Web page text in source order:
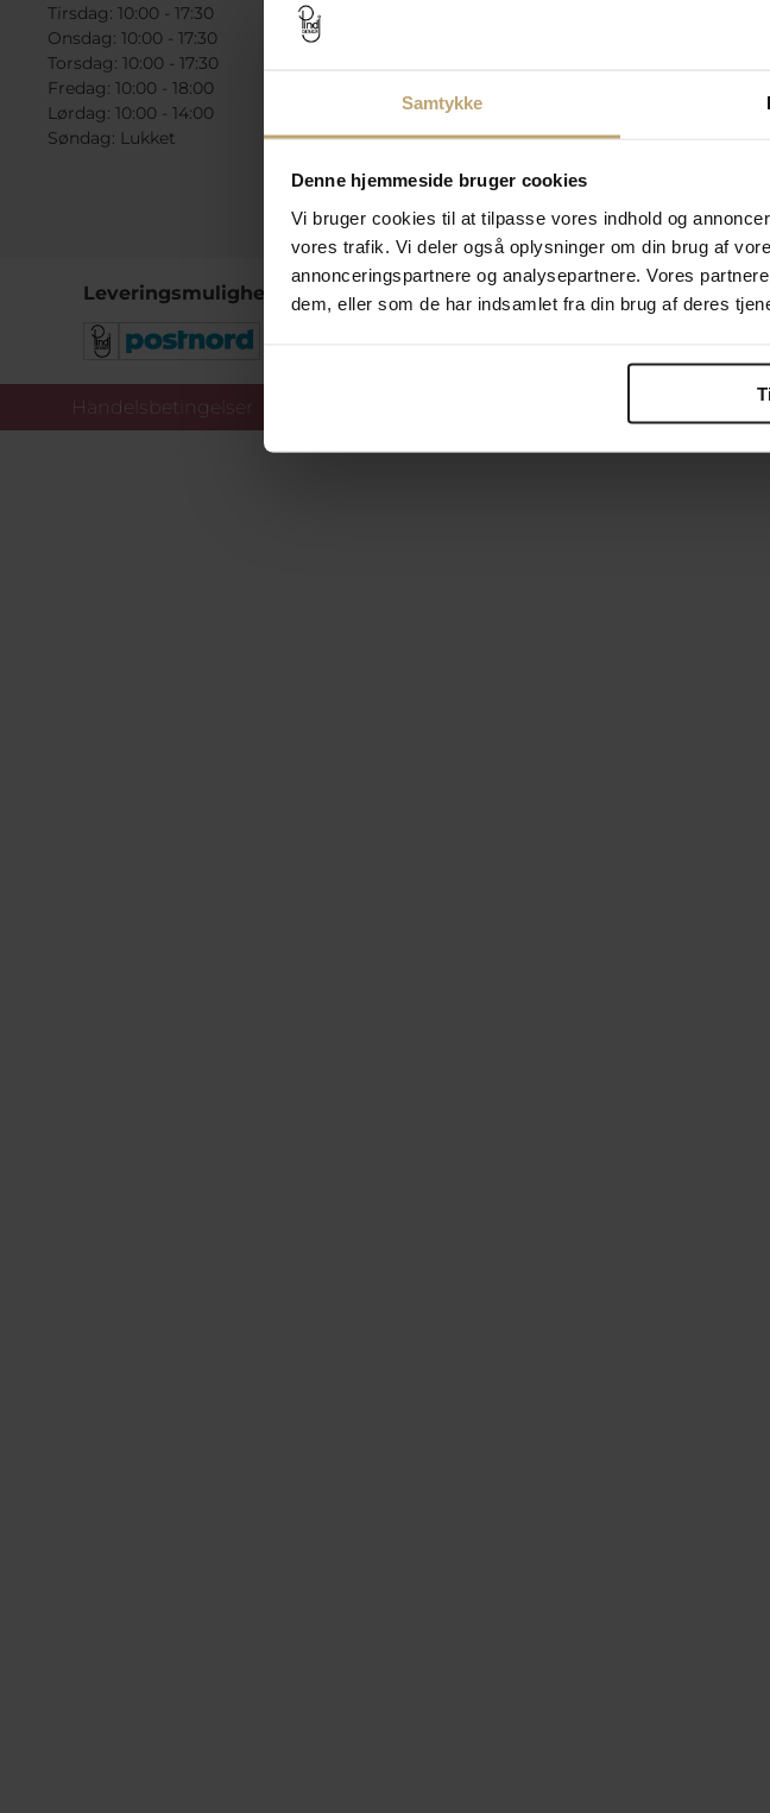
Samtykke
Denne hjemmeside bruger cookies
Vi bruger cookies til at tilpasse vores indhold og
vores trafik. Vi deler også oplysninger om din brug af
annonceringspartnere og analysepartnere. Vores
dem, eller som de har indsamlet fra din brug af deres
Tirsdag: 10:00 - 17:30
Onsdag: 10:00 - 17:30
Torsdag: 10:00 - 17:30
Fredag: 10:00 - 18:00
Lørdag: 10:00 - 14:00
Søndag: Lukket
Leveringsmuligheder Betalingsmuligheder
Handelsbetingelser